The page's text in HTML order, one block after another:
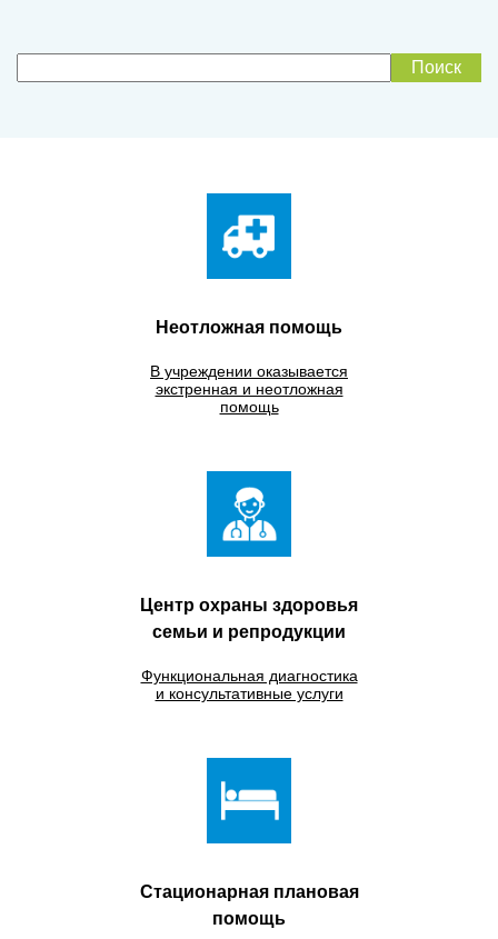
Неотложная помощь
В учреждении оказывается
экстренная и неотложная
помощь
Центр охраны здоровья
семьи и репродукции
Функциональная диагностика
и консультативные услуги
Стационарная плановая
помощь